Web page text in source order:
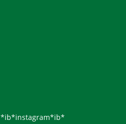
*ib*instagram*ib*